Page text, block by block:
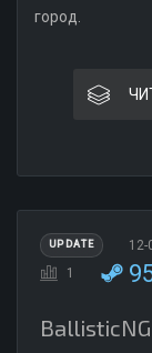
город.
UPDATE 12-
1
BallisticNG